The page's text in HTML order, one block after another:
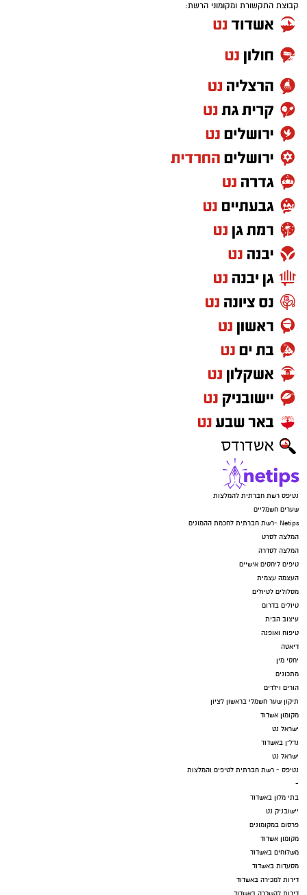
קבוצת התקשורת ומקומוני הרשת:
נטיפס רשת חברתית להמלצות
שערים חשמליים
Netips -רשת חברתית לחכמת ההמונים
המלצה לסרט
המלצה לסדרה
טיפים ליחסים אישיים
העצמה עצמית
מסלולים לטיולים
טיולים בדרום
עיצוב הבית
טיפוח ואופנה
דיאטה
יחסי מין
מתכונים
הורים וילדים
תיקון שער חשמלי בראשון לציון
מקומון אשדוד
ישראל נט
נדל"ן באשדוד
ישראל נט
נטיפס - רשת חברתית לטיפים והמלצות
-
בתי מלון באשדוד
יישובניק נט
פרסום במקומונים
מקומון אשדוד
משלוחים באשדוד
מסעדות באשדוד
דירות למכירה באשדוד